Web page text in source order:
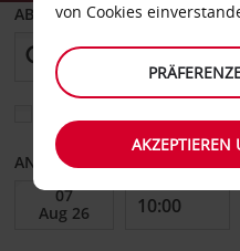
ABHOLEN VON
ANFANGSDATUM
von Cookies
AKZEPTIEREN